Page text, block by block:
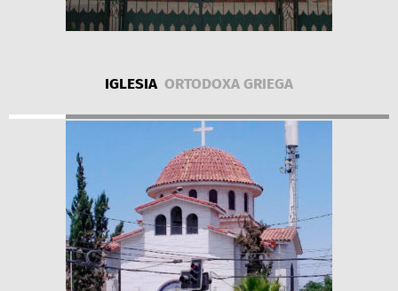
IGLESIA ORTODOXA GRIEGA